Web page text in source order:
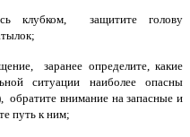
клубком, защитите голову
заранее определите, какие
ситуации наиболее опасны
обратите внимание на запасные и
путь к ним;